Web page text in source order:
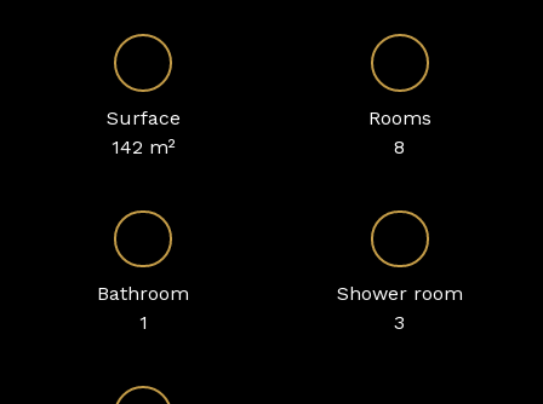
Surface
142 m²
Rooms
8
Bathroom
1
Shower room
3